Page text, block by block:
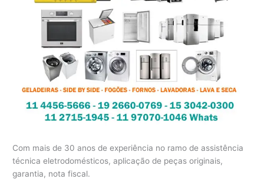
Com mais de 30 anos de experiência no ramo de assistência
técnica eletrodomésticos, aplicação de peças originais,
garantia, nota fiscal.